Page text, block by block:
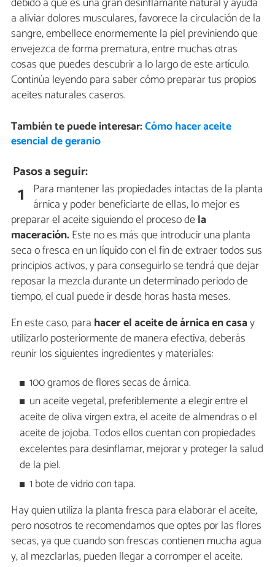
a aliviar dolores musculares, favorece la circulación de la
sangre, embellece enormemente la piel previniendo que
envejezca de forma prematura, entre muchas otras
cosas que puedes descubrir a lo largo de este artículo.
Continúa leyendo para saber cómo preparar tus propios
aceites naturales caseros.
También te puede interesar:Cómo hacer aceite
esencial de geranio
Pasos a seguir:
1 Para mantener las propiedades intactas de la planta
árnica y poder beneficiarte de ellas, lo mejor es
preparar el aceite siguiendo el proceso dela
maceración.Este no es más que introducir una planta
seca o fresca en un líquido con el fin de extraer todos sus
principios activos, y para conseguirlo se tendrá que dejar
reposar la mezcla durante un determinado periodo de
tiempo, el cual puede ir desde horas hasta meses.
En este caso, para hacer el aceite de árnica en casay
utilizarlo posteriormente de manera efectiva, deberás
reunir los siguientes ingredientes y materiales:
100 gramos de flores secas de árnica.
un aceite vegetal, preferiblemente a elegir entre el
aceite de oliva virgen extra, el aceite de almendras o el
aceite de jojoba. Todos ellos cuentan con propiedades
excelentes para desinflamar, mejorar y proteger la salud
de la piel.
1 bote de vidrio con tapa.
Hay quien utiliza la planta fresca para elaborar el aceite,
pero nosotros te recomendamos que optes por las flores
secas, ya que cuando son frescas contienen mucha agua
y, al mezclarlas, pueden llegar a corromper el aceite.